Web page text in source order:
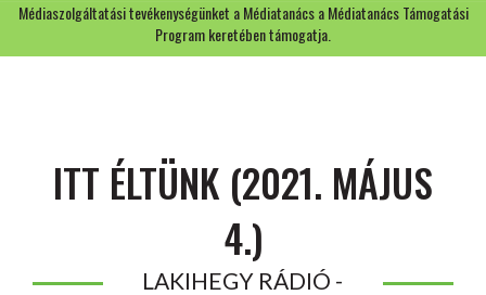
Médiaszolgáltatási tevékenységünket a Médiatanács a Médiatanács Támogatási
Program keretében támogatja.
ITT ÉLTÜNK (2021. MÁJUS
4.)
LAKIHEGY RÁDIÓ -